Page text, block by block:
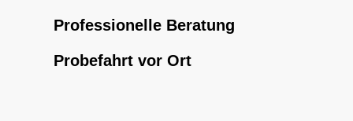
Professionelle Beratung
Probefahrt vor Ort